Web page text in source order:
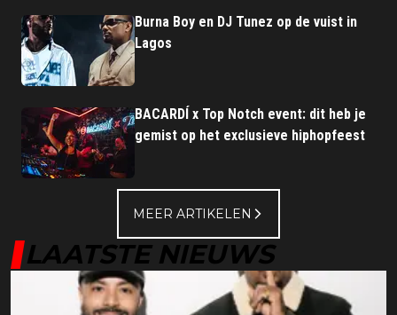
Burna Boy en DJ Tunez op de vuist in
Lagos
BACARDÍ x Top Notch event: dit heb je
gemist op het exclusieve hiphopfeest
MEER ARTIKELEN
LAATSTE NIEUWS